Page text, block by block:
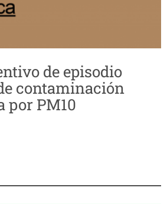
de episodio
contaminación
por PM10